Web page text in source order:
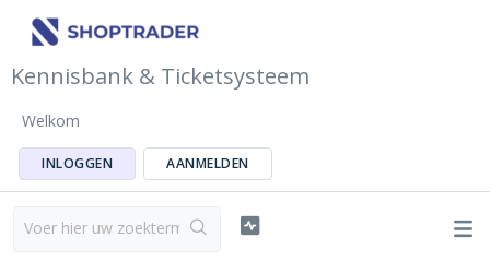
Kennisbank & Ticketsysteem
Welkom
INLOGGEN AANMELDEN